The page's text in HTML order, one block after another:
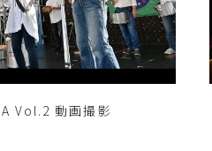
Vol.2 動画撮影